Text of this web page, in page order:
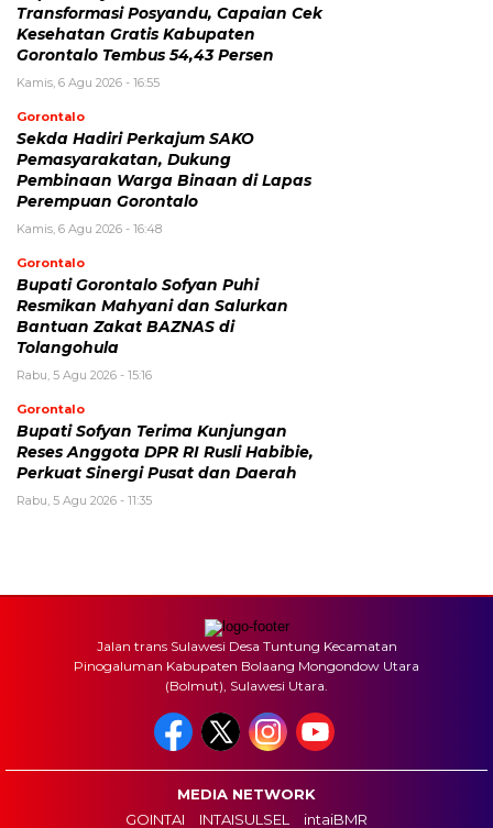
Transformasi Posyandu, Capaian Cek
Kesehatan Gratis Kabupaten
Gorontalo Tembus 54,43 Persen
Kamis, 6 Agu 2026 - 16:55
Gorontalo
Sekda Hadiri Perkajum SAKO
Pemasyarakatan, Dukung
Pembinaan Warga Binaan di Lapas
Perempuan Gorontalo
Kamis, 6 Agu 2026 - 16:48
Gorontalo
Bupati Gorontalo Sofyan Puhi
Resmikan Mahyani dan Salurkan
Bantuan Zakat BAZNAS di
Tolangohula
Rabu, 5 Agu 2026 - 15:16
Gorontalo
Bupati Sofyan Terima Kunjungan
Reses Anggota DPR RI Rusli Habibie,
Perkuat Sinergi Pusat dan Daerah
Rabu, 5 Agu 2026 - 11:35
Jalan trans Sulawesi Desa Tuntung Kecamatan
Pinogaluman Kabupaten Bolaang Mongondow Utara
(Bolmut), Sulawesi Utara.
MEDIA NETWORK
GOINTAI
INTAISULSEL intaiBMR